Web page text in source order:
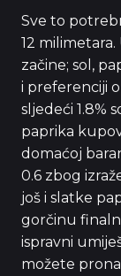
Sve to
12
začine; sol,
i preferenciji
sljedeći 1.8%
paprika
domaćoj
0.6 zbog
još i slatke
gorčinu
ispravni
možete